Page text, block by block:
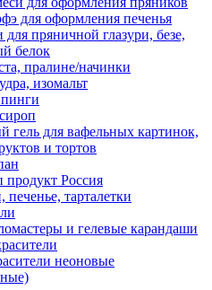
для оформления печенья
пряничной глазури, безе,
белок
пралине/начинки
изомальт
гель для вафельных картинок,
и тортов
продукт Россия
тарталетки
и гелевые карандаши
неоновые